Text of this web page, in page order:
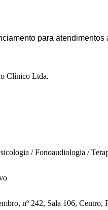
para
Clínico Ltda.
/ Fonoaudiologia /
nº 242, Sala 106,